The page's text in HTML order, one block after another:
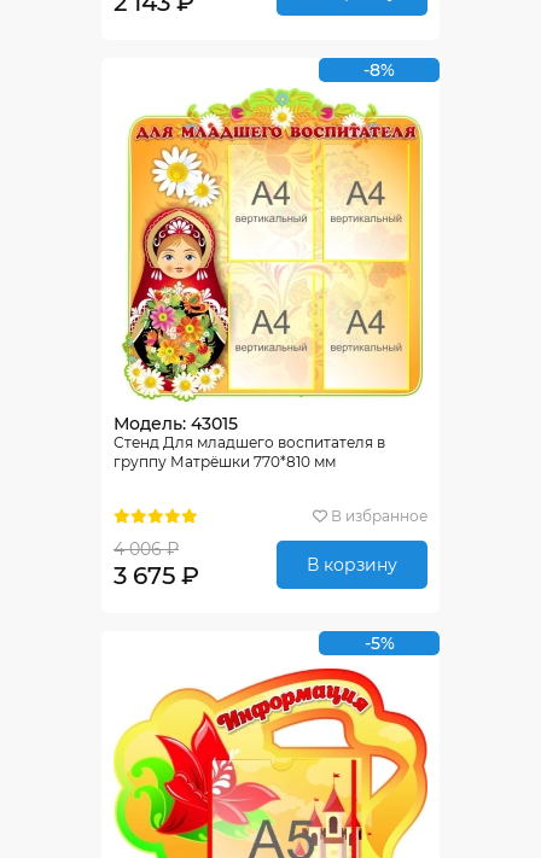
-8%
Модель: 43015
Стенд Для младшего воспитателя в
группу Матрёшки 770*810 мм
В избранное
4 006 ₽
3 675 ₽ В корзину
-5%